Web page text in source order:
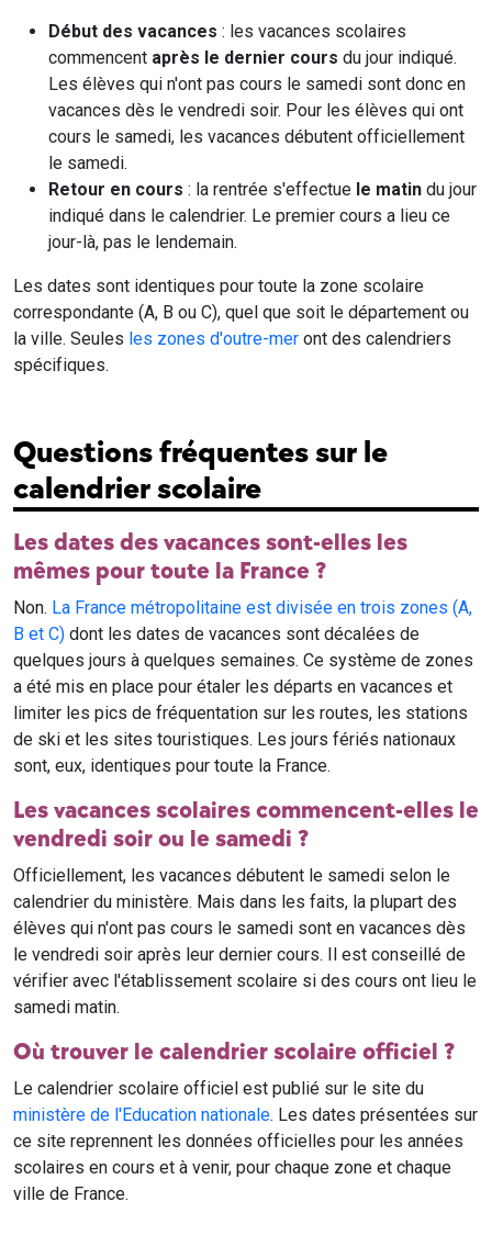
Début des vacances : les vacances scolaires
commencent après le dernier cours du jour indiqué.
Les élèves qui n'ont pas cours le samedi sont donc en
vacances dès le vendredi soir. Pour les élèves qui ont
cours le samedi, les vacances débutent officiellement
le samedi.
Retour en cours : la rentrée s'effectue le matin du jour
indiqué dans le calendrier. Le premier cours a lieu ce
jour-là, pas le lendemain.
Les dates sont identiques pour toute la zone scolaire
correspondante (A, B ou C), quel que soit le département ou
la ville. Seules les zones d'outre-mer ont des calendriers
spécifiques.
Questions fréquentes sur le
calendrier scolaire
Les dates des vacances sont-elles les
mêmes pour toute la France ?
Non. La France métropolitaine est divisée en trois zones (A,
B et C) dont les dates de vacances sont décalées de
quelques jours à quelques semaines. Ce système de zones
a été mis en place pour étaler les départs en vacances et
limiter les pics de fréquentation sur les routes, les stations
de ski et les sites touristiques. Les jours fériés nationaux
sont, eux, identiques pour toute la France.
Les vacances scolaires commencent-elles le
vendredi soir ou le samedi ?
Officiellement, les vacances débutent le samedi selon le
calendrier du ministère. Mais dans les faits, la plupart des
élèves qui n'ont pas cours le samedi sont en vacances dès
le vendredi soir après leur dernier cours. Il est conseillé de
vérifier avec l'établissement scolaire si des cours ont lieu le
samedi matin.
Où trouver le calendrier scolaire officiel ?
Le calendrier scolaire officiel est publié sur le site du
ministère de l'Education nationale. Les dates présentées sur
ce site reprennent les données officielles pour les années
scolaires en cours et à venir, pour chaque zone et chaque
ville de France.